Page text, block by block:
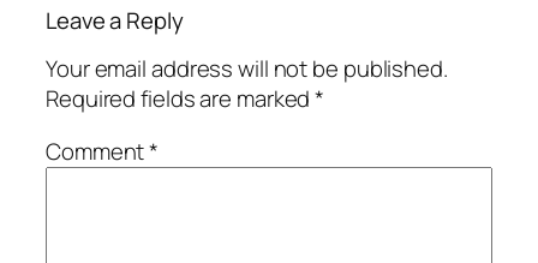
Leave a Reply
Your email address will not be published.
Required fields are marked*
Comment*